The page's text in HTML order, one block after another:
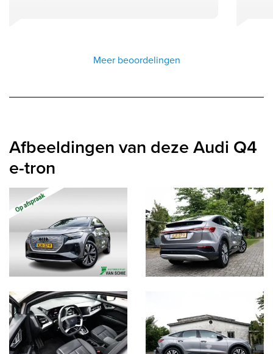
Meer beoordelingen
Afbeeldingen van deze Audi Q4
e-tron